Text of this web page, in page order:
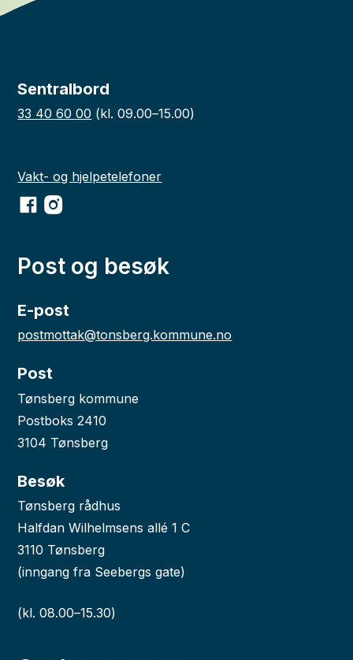
Sentralbord
33 40 60 00 (kl. 09.00–15.00)
Vakt- og hjelpetelefoner
Facebook
Instagram
Post og besøk
E-post
postmottak@tonsberg.kommune.no
Post
Tønsberg kommune
Postboks 2410
3104 Tønsberg
Besøk
Tønsberg rådhus
Halfdan Wilhelmsens allé 1 C
3110 Tønsberg
(inngang fra Seebergs gate)
(kl. 08.00–15.30)